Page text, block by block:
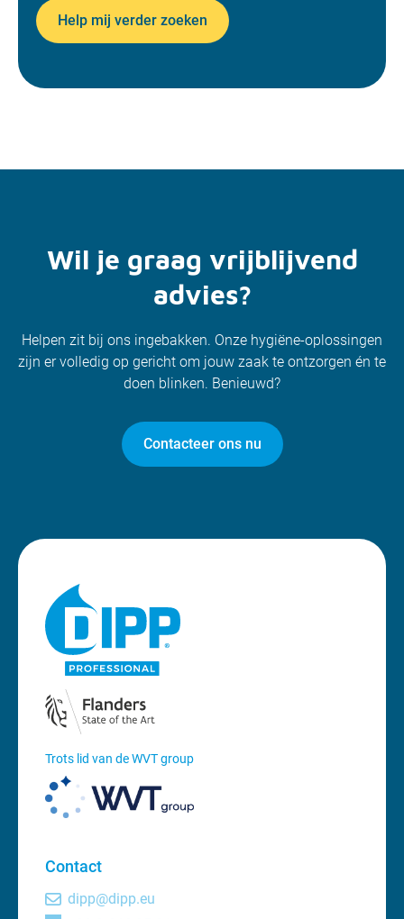
Help mij verder zoeken
Wil je graag vrijblijvend
advies?
Helpen zit bij ons ingebakken. Onze hygiëne-oplossingen
zijn er volledig op gericht om jouw zaak te ontzorgen én te
doen blinken. Benieuwd?
Contacteer ons nu
Trots lid van de WVT group
Contact
dipp@dipp.eu